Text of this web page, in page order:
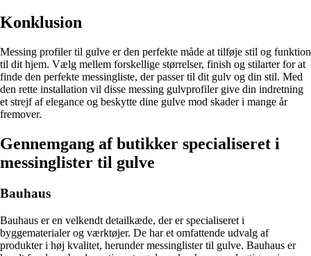
Konklusion
Messing profiler til gulve er den perfekte måde at tilføje stil og funktion
til dit hjem. Vælg mellem forskellige størrelser, finish og stilarter for at
finde den perfekte messingliste, der passer til dit gulv og din stil. Med
den rette installation vil disse messing gulvprofiler give din indretning
et strejf af elegance og beskytte dine gulve mod skader i mange år
fremover.
Gennemgang af butikker specialiseret i
messinglister til gulve
Bauhaus
Bauhaus er en velkendt detailkæde, der er specialiseret i
byggematerialer og værktøjer. De har et omfattende udvalg af
produkter i høj kvalitet, herunder messinglister til gulve. Bauhaus er